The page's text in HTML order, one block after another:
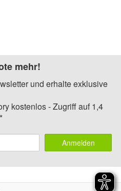
mehr!
und erhalte exklusive
kostenlos - Zugriff auf 1,4
Anmelden